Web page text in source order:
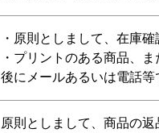
・原則としまして、在庫
・プリントのある商品、
後にメールあるいは電話等
原則としまして、商品の返